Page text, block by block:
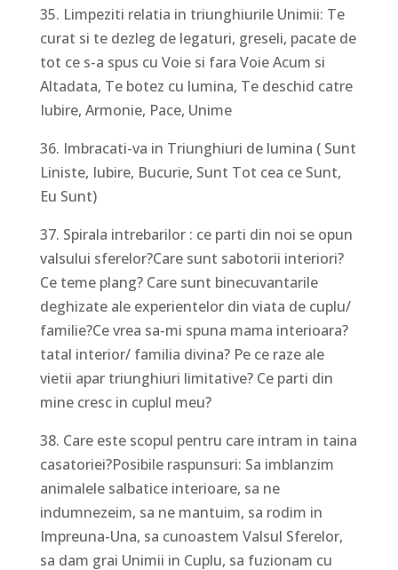
35. Limpeziti relatia in triunghiurile Unimii: Te
curat si te dezleg de legaturi, greseli, pacate de
tot ce s-a spus cu Voie si fara Voie Acum si
Altadata, Te botez cu lumina, Te deschid catre
Iubire, Armonie, Pace, Unime
36. Imbracati-va in Triunghiuri de lumina ( Sunt
Liniste, Iubire, Bucurie, Sunt Tot cea ce Sunt,
Eu Sunt)
37. Spirala intrebarilor : ce parti din noi se opun
valsului sferelor?Care sunt sabotorii interiori?
Ce teme plang? Care sunt binecuvantarile
deghizate ale experientelor din viata de cuplu/
familie?Ce vrea sa-mi spuna mama interioara?
tatal interior/ familia divina? Pe ce raze ale
vietii apar triunghiuri limitative? Ce parti din
mine cresc in cuplul meu?
38. Care este scopul pentru care intram in taina
casatoriei?Posibile raspunsuri: Sa imblanzim
animalele salbatice interioare, sa ne
indumnezeim, sa ne mantuim, sa rodim in
Impreuna-Una, sa cunoastem Valsul Sferelor,
sa dam grai Unimii in Cuplu, sa fuzionam cu